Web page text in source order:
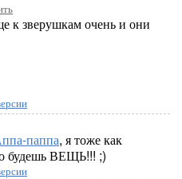
к зверушкам очень и они
паппа, я тоже как
будешь ВЕЩЬ!!! ;)